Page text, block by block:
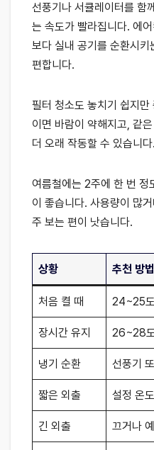
선풍기나 서큘레이터를 함
는 속도가 빨라집니다. 에
보다 실내 공기를 순환시키
편합니다.
필터 청소도 놓치기 쉽지
이면 바람이 약해지고, 같
더 오래 작동할 수 있습니다.
여름철에는 2주에 한 번 정
이 좋습니다. 사용량이 많
주 보는 편이 낫습니다.
상황 추천 방법
처음 켤 때 24~25
장시간 유지 26~28
냉기 순환 선풍기
짧은 외출 설정 온
긴 외출 끄거나